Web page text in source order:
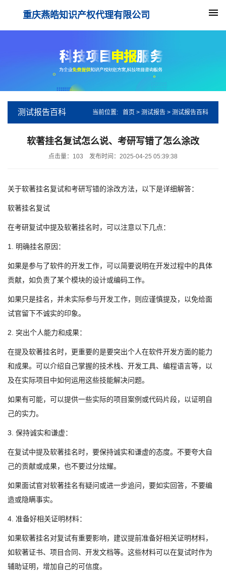
重庆燕皓知识产权代理有限公司
测试报告百科 当前位置: 首页 > 测试报告 > 测试报告百科
软著挂名复试怎么说、考研写错了怎么涂改
点击量： 103 发布时间：2025-04-25 05:39:38
关于软著挂名复试和考研写错的涂改方法，以下是详细解答：
软著挂名复试
在考研复试中提及软著挂名时，可以注意以下几点：
1. 明确挂名原因：
如果是参与了软件的开发工作，可以简要说明在开发过程中的具体
贡献，如负责了某个模块的设计或编码工作。
如果只是挂名，并未实际参与开发工作，则应谨慎提及，以免给面
试官留下不诚实的印象。
2. 突出个人能力和成果：
在提及软著挂名时，更重要的是要突出个人在软件开发方面的能力
和成果。可以介绍自己掌握的技术栈、开发工具、编程语言等，以
及在实际项目中如何运用这些技能解决问题。
如果有可能，可以提供一些实际的项目案例或代码片段，以证明自
己的实力。
3. 保持诚实和谦虚：
在复试中提及软著挂名时，要保持诚实和谦虚的态度。不要夸大自
己的贡献或成果，也不要过分炫耀。
如果面试官对软著挂名有疑问或进一步追问，要如实回答，不要编
造或隐瞒事实。
4. 准备好相关证明材料：
如果软著挂名对复试有重要影响，建议提前准备好相关证明材料，
如软著证书、项目合同、开发文档等。这些材料可以在复试时作为
辅助证明，增加自己的可信度。